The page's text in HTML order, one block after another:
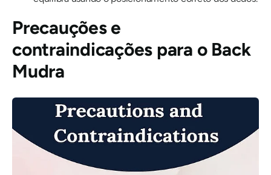
Precauções e
contraindicações para o Back
Mudra